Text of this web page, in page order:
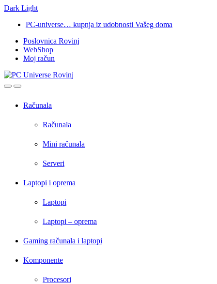
Dark Light
navigation
content
PC-universe… kupnja iz udobnosti Vašeg doma
Poslovnica Rovinj
WebShop
Moj račun
OpenClose
Računala
Računala
Mini računala
Serveri
Laptopi i oprema
Laptopi
Laptopi – oprema
Gaming računala i laptopi
Komponente
Procesori